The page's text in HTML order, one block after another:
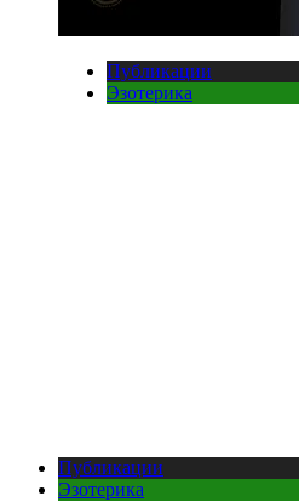
Публикации
Эзотерика
Публикации
Эзотерика